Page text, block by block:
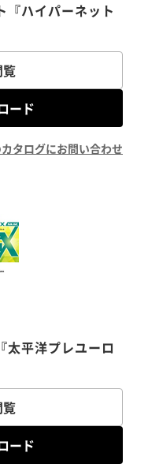
『ハイパーネット
ード
タログにお問い合わせ
太平洋プレユーロ
ード